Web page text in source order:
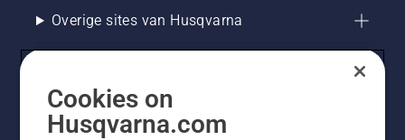
Overige sites van Husqvarna
Cookies on
Husqvarna.com